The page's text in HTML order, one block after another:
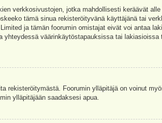
verkkosivustojen, jotka mahdollisesti keräävät
tämä sinua rekisteröityvänä käyttäjänä tai
ja tämän foorumin omistajat eivät voi antaa
väärinkäytöstapauksissa tai lakiasioissa
rekisteröitymästä. Foorumin ylläpitäjä on voinut
ylläpitäjään saadaksesi apua.